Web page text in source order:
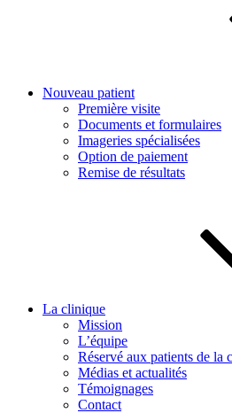
Nouveau patient
Première visite
Documents et formulaires
Imageries spécialisées
Option de paiement
Remise de résultats
La clinique
Mission
L’équipe
Réservé aux patients de la
Médias et actualités
Témoignages
Contact